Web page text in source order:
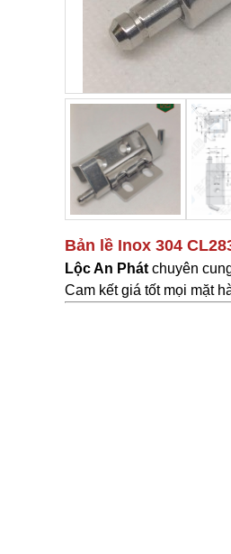
Bản lề Inox 304
Lộc An Phát chuyên
Cam kết giá tốt mọi mặt